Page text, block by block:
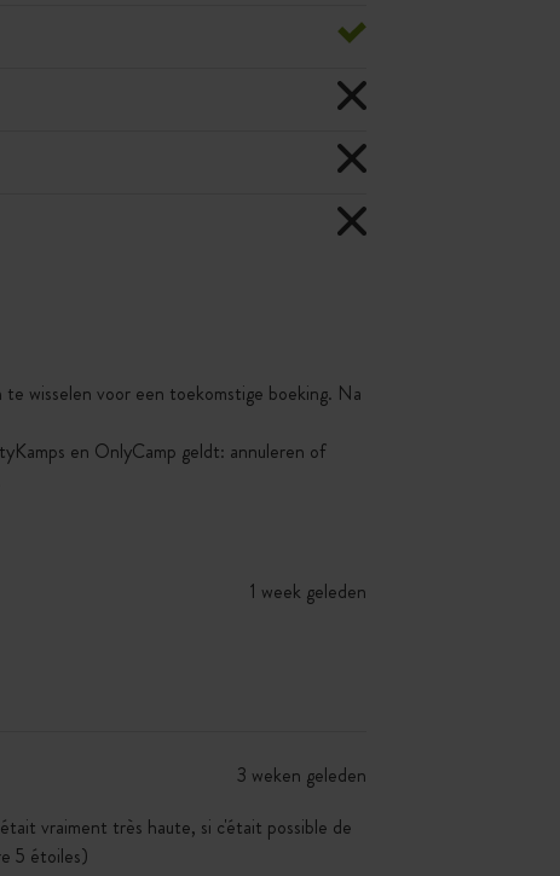
wisselen voor een toekomstige boeking. Na
en OnlyCamp geldt: annuleren of
1 week geleden
3 weken geleden
vraiment très haute, si c'était possible de
5 étoiles)